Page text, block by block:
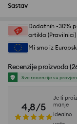
Sastav
Dodatnih -30%
artikla (Pravilnici)
Mi smo iz
Recenzije proizvoda(
Sve recenzije su
4,8/5
Je li
manje
idealno